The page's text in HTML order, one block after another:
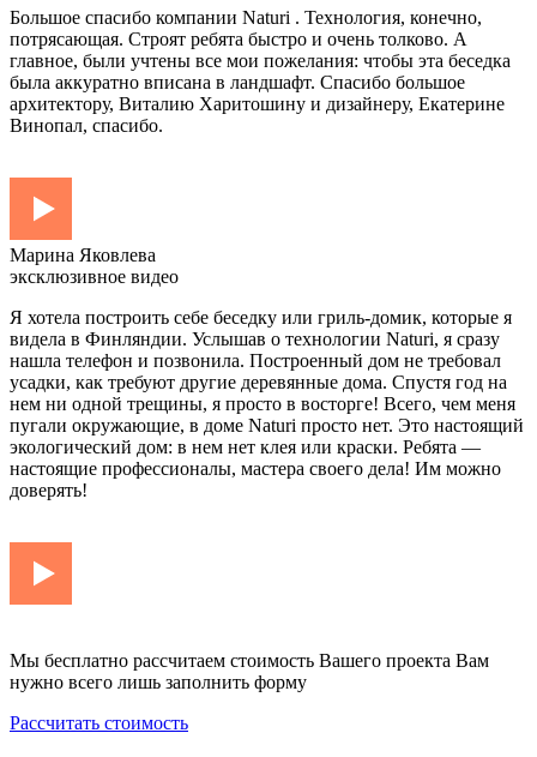
Большое спасибо компании Naturi . Технология, конечно,
потрясающая. Строят ребята быстро и очень толково. А
главное, были учтены все мои пожелания: чтобы эта беседка
была аккуратно вписана в ландшафт. Спасибо большое
архитектору, Виталию Харитошину и дизайнеру, Екатерине
Винопал, спасибо.
Марина Яковлева
эксклюзивное видео
Я хотела построить себе беседку или гриль-домик, которые я
видела в Финляндии. Услышав о технологии Naturi, я сразу
нашла телефон и позвонила. Построенный дом не требовал
усадки, как требуют другие деревянные дома. Спустя год на
нем ни одной трещины, я просто в восторге! Всего, чем меня
пугали окружающие, в доме Naturi просто нет. Это настоящий
экологический дом: в нем нет клея или краски. Ребята —
настоящие профессионалы, мастера своего дела! Им можно
доверять!
Мы бесплатно рассчитаем стоимость Вашего проекта Вам
нужно всего лишь заполнить форму
Рассчитать стоимость